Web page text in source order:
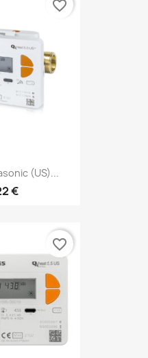
(US)...
€
favorite_border
favorite_border